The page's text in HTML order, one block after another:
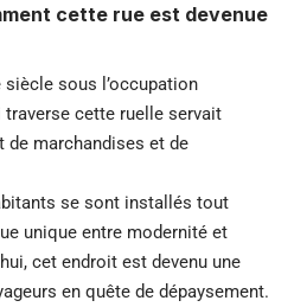
cette rue est devenue
sous l’occupation
cette ruelle servait
de marchandises et de
se sont installés tout
unique entre modernité et
cet endroit est devenu une
en quête de dépaysement.